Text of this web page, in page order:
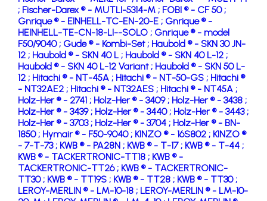
; Fischer-Darex ® - MUTLI-5314-M ; FOBI ® - CF 50 ;
Gnrique ® - EINHELL-TC-EN-20-E ; Gnrique ® -
HEINHELL-TE-CN-18-LI--SOLO ; Gnrique ® - model
F50/9040 ; Gude ® - Kombi-Set ; Haubold ® - SKN 30 JN-
12 ; Haubold ® - SKN 40 L ; Haubold ® - SKN 40 L-12 ;
Haubold ® - SKN 40 L-12 Variant ; Haubold ® - SKN 50 L-
12 ; Hitachi ® - NT-45A ; Hitachi ® - NT-50-GS ; Hitachi ®
- NT32AE2 ; Hitachi ® - NT32AES ; Hitachi ® - NT45A ;
Holz-Her ® - 2741 ; Holz-Her ® - 3409 ; Holz-Her ® - 3438 ;
Holz-Her ® - 3439 ; Holz-Her ® - 3440 ; Holz-Her ® - 3443 ;
Holz-Her ® - 3703 ; Holz-Her ® - 3704 ; Holz-Her ® - BN-
1850 ; Hymair ® - F50-9040 ; KINZO ® - 16S802 ; KINZO ®
- 7-T-73 ; KWB ® - PA28N ; KWB ® - T-17 ; KWB ® - T-44 ;
KWB ® - TACKERTRONIC-TT18 ; KWB ® -
TACKERTRONIC-TT26 ; KWB ® - TACKERTRONIC-
TT30 ; KWB ® - TT19S ; KWB ® - TT28 ; KWB ® - TT30 ;
LEROY-MERLIN ® - LM-10-18 ; LEROY-MERLIN ® - LM-10-